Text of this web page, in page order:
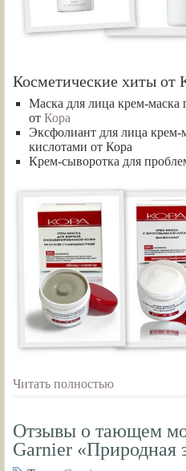
Косметические хиты от
Маска для лица крем-маска
от Кора
Эксфолиант для лица
кислотами от Кора
Крем-сыворотка для
Читать полностью
Отзывы о тающем
Garnier «Природная